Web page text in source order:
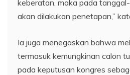
keberatan, maka pada
akan dilakukan penetapan,”
Ia juga menegaskan bahwa
termasuk kemungkinan calon
pada keputusan kongres